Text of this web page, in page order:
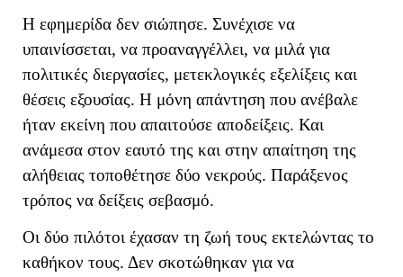
Η εφημερίδα δεν σιώπησε. Συνέχισε να
υπαινίσσεται, να προαναγγέλλει, να μιλά για
πολιτικές διεργασίες, μετεκλογικές εξελίξεις και
θέσεις εξουσίας. Η μόνη απάντηση που ανέβαλε
ήταν εκείνη που απαιτούσε αποδείξεις. Και
ανάμεσα στον εαυτό της και στην απαίτηση της
αλήθειας τοποθέτησε δύο νεκρούς. Παράξενος
τρόπος να δείξεις σεβασμό.
Οι δύο πιλότοι έχασαν τη ζωή τους εκτελώντας το
καθήκον τους. Δεν σκοτώθηκαν για να